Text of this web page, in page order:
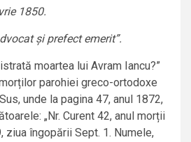
1850.
și prefect emerit”.
moartea lui Avram Iancu?”
parohiei greco-ortodoxe
unde la pagina 47, anul 1872,
„Nr. Curent 42, anul morții
ziua îngopării Sept. 1. Numele,